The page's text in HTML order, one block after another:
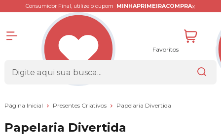
Consumidor Final, utilize o cupom MINHAPRIMEIRACOMPRAx
Favoritos
Página Inicial Presentes Criativos Papelaria Divertida
Papelaria Divertida